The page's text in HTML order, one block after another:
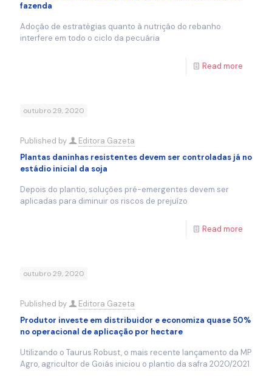
fazenda
Adoção de estratégias quanto à nutrição do rebanho
interfere em todo o ciclo da pecuária
Read more
outubro 29, 2020
Published by
Editora Gazeta
Plantas daninhas resistentes devem ser controladas já no
estádio inicial da soja
Depois do plantio, soluções pré-emergentes devem ser
aplicadas para diminuir os riscos de prejuízo
Read more
outubro 29, 2020
Published by
Editora Gazeta
Produtor investe em distribuidor e economiza quase 50%
no operacional de aplicação por hectare
Utilizando o Taurus Robust, o mais recente lançamento da MP
Agro, agricultor de Goiás iniciou o plantio da safra 2020/2021